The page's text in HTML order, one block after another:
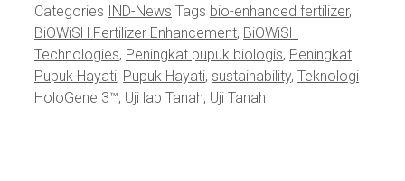
Categories IND-News Tags bio-enhanced fertilizer,
BiOWiSH Fertilizer Enhancement, BiOWiSH
Technologies, Peningkat pupuk biologis, Peningkat
Pupuk Hayati, Pupuk Hayati, sustainability, Teknologi
HoloGene 3™, Uji lab Tanah, Uji Tanah